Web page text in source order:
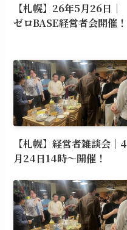
【札幌】26年5月26日｜
ゼロBASE経営者会開催！
【札幌】経営者雑談会｜4
月24日14時～開催！